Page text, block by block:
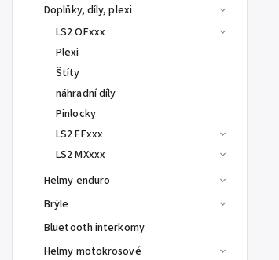
Doplňky, díly, plexi
LS2 OFxxx
Plexi
Štíty
náhradní díly
Pinlocky
LS2 FFxxx
LS2 MXxxx
Helmy enduro
Brýle
Bluetooth interkomy
Helmy motokrosové